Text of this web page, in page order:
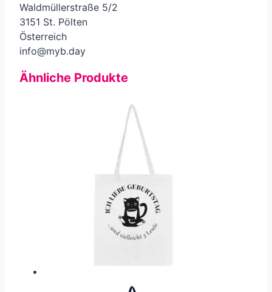
Waldmüllerstraße 5/2
3151 St. Pölten
Österreich
info@myb.day
Ähnliche Produkte